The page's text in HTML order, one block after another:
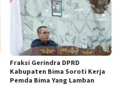
Fraksi Gerindra DPRD
Kabupaten Bima Soroti Kerja
Pemda Bima Yang Lamban